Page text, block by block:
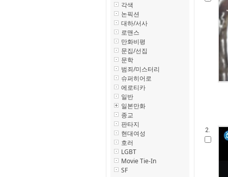
각색
논픽션
대하/서사
로맨스
만화비평
문집/선집
문학
범죄/미스터리
슈퍼히어로
에로티카
일반
일본만화
종교
판타지
현대여성
호러
LGBT
Movie Tie-In
SF
2.